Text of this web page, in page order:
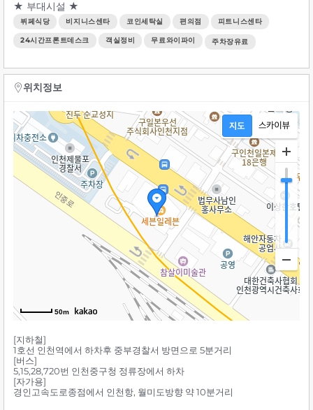
★ 부대시설 ★
뷔페식당 비지니스센타 코인세탁실 편의점 피트니스센타
24시간프론트데스크 객실정비 무료와이파이 주차장유료
위치정보
50m
[지하철]
1호선 인천역에서 하차후 중부경찰서 방면으로 5분거리
[버스]
5,15,28,720번 인천중구청 정류장에서 하차
[자가용]
경인고속도로종점에서 인천항, 월미도방향 약 10분거리